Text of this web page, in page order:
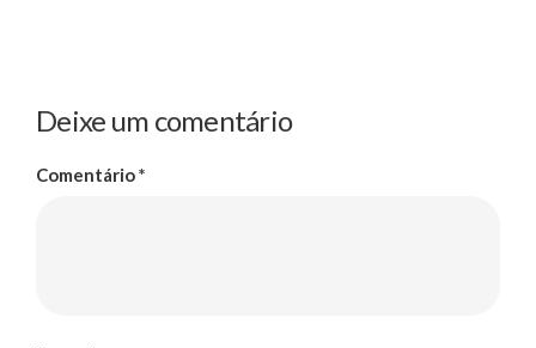
Deixe um comentário
Comentário*